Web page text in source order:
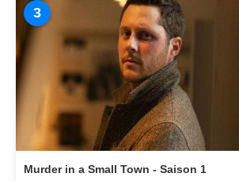
3
Murder in a Small Town - Saison 1